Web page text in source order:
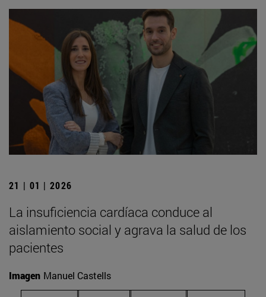
21 | 01 | 2026
La insuficiencia cardíaca conduce al
aislamiento social y agrava la salud de los
pacientes
Imagen Manuel Castells